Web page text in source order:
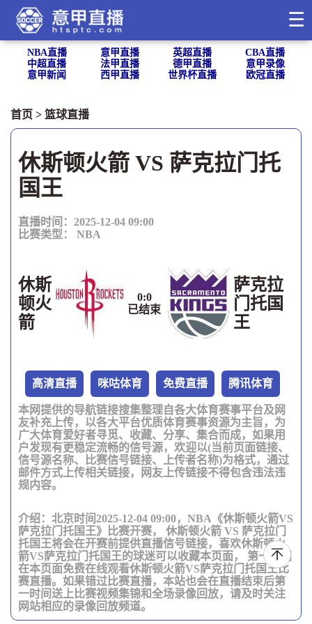
☰
NBA直播 意甲直播 英超直播
CBA直播
中超直播
法甲直播 德甲直播
意甲录像
意甲新闻
西甲直播 世界杯直播 欧冠直播
首页 > 篮球直播
休斯顿火箭 VS 萨克拉门托
国王
直播时间：2025-12-04 09:00
比赛类型： NBA
休斯
顿火
箭
0:0
已结束
萨克拉
门托国
王
高清直播 咪咕体育 免费直播 腾讯体育
本网提供的导航链接搜集整理自各大体育赛事平台及网
友补充上传，以各大平台优质体育赛事资源为主旨，为
广大体育爱好者寻觅、收藏、分享、集合而成，如果用
户发现有更稳定流畅的信号源，欢迎以(当前页面链接、
信号源名称、比赛信号链接、上传者名称)为格式，通过
邮件方式上传相关链接，网友上传链接不得包含违法违
规内容。
介绍：北京时间2025-12-04 09:00，NBA《休斯顿火箭VS
萨克拉门托国王》比赛开赛， 休斯顿火箭 VS 萨克拉门
托国王将会在开赛前提供直播信号链接，喜欢休斯顿火
箭VS萨克拉门托国王的球迷可以收藏本页面， 第一时间
在本页面免费在线观看休斯顿火箭VS萨克拉门托国王比
赛直播。如果错过比赛直播，本站也会在直播结束后第
一时间送上比赛视频集锦和全场录像回放，请及时关注
网站相应的录像回放频道。